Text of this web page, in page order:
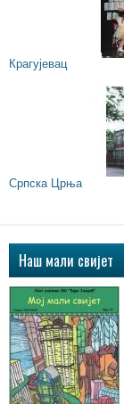
Крагујевац
Српска Црња
Наш мали свијет